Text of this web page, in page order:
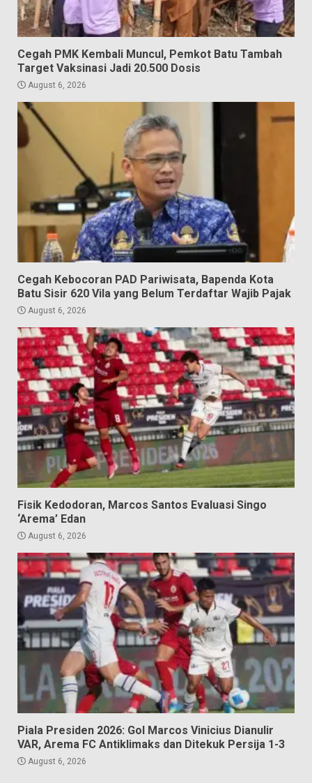
Cegah PMK Kembali Muncul, Pemkot Batu Tambah
Target Vaksinasi Jadi 20.500 Dosis
August 6, 2026
Cegah Kebocoran PAD Pariwisata, Bapenda Kota
Batu Sisir 620 Vila yang Belum Terdaftar Wajib Pajak
August 6, 2026
Fisik Kedodoran, Marcos Santos Evaluasi Singo
‘Arema’ Edan
August 6, 2026
Piala Presiden 2026: Gol Marcos Vinicius Dianulir
VAR, Arema FC Antiklimaks dan Ditekuk Persija 1-3
August 6, 2026